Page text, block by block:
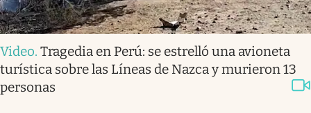
Video. Tragedia en Perú: se estrelló una avioneta
turística sobre las Líneas de Nazca y murieron 13
personas